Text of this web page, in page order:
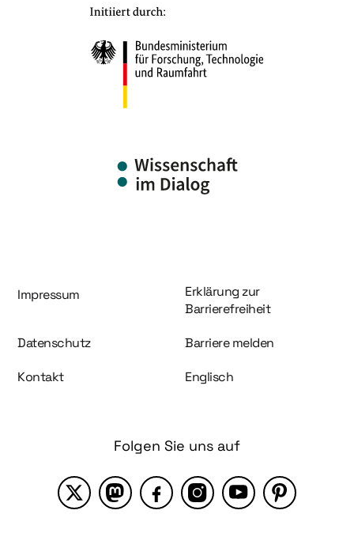
Information und Service
Impressum
Erklärung zur
Barrierefreiheit
Datenschutz Barriere melden
Kontakt Englisch
Folgen Sie uns auf